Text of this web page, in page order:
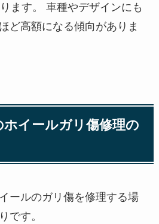
ます。 車種やデザインにも
ど高額になる傾向がありま
イールガリ傷修理の
ールのガリ傷を修理する場
です。